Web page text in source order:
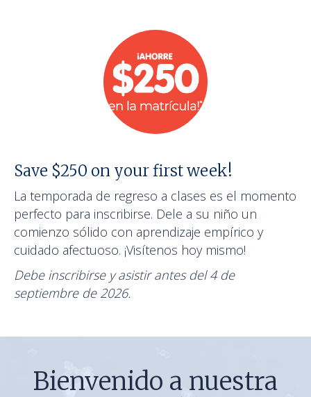
Save $250 on your first week!
La temporada de regreso a clases es el momento
perfecto para inscribirse. Dele a su niño un
comienzo sólido con aprendizaje empírico y
cuidado afectuoso. ¡Visítenos hoy mismo!
Debe inscribirse y asistir antes del 4 de
septiembre de 2026.
Bienvenido a nuestra